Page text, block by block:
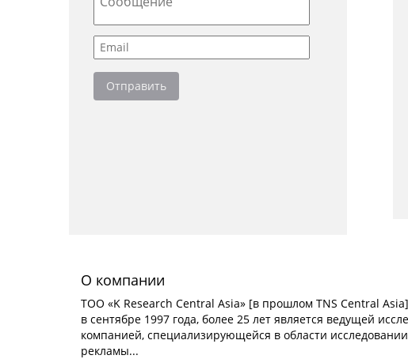
О компании
TOO «K Research Central Asia» [в прошлом TNS Central
в сентябре 1997 года, более 25 лет является ведущей
компанией, специализирующейся в области
рекламы...